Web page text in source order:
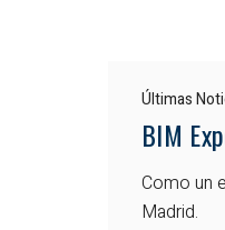
Últimas
BIM
Como un
Madrid.